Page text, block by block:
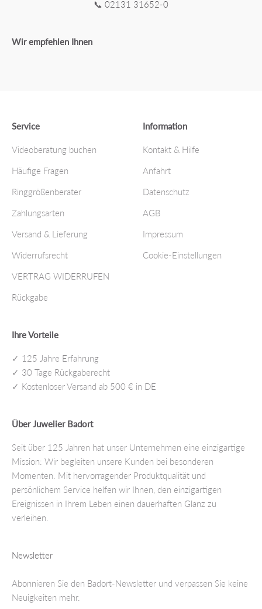
📞 02131 31652-0
Wir empfehlen Ihnen
Service
Videoberatung buchen
Häufige Fragen
Ringgrößenberater
Zahlungsarten
Versand & Lieferung
Widerrufsrecht
VERTRAG WIDERRUFEN
Rückgabe
Information
Kontakt & Hilfe
Anfahrt
Datenschutz
AGB
Impressum
Cookie-Einstellungen
Ihre Vorteile
✓ 125 Jahre Erfahrung
✓ 30 Tage Rückgaberecht
✓ Kostenloser Versand ab 500 € in DE
Über Juwelier Badort
Seit über 125 Jahren hat unser Unternehmen eine einzigartige
Mission: Wir begleiten unsere Kunden bei besonderen
Momenten. Mit hervorragender Produktqualität und
persönlichem Service helfen wir Ihnen, den einzigartigen
Ereignissen in Ihrem Leben einen dauerhaften Glanz zu
verleihen.
Newsletter
Abonnieren Sie den Badort-Newsletter und verpassen Sie keine
Neuigkeiten mehr.